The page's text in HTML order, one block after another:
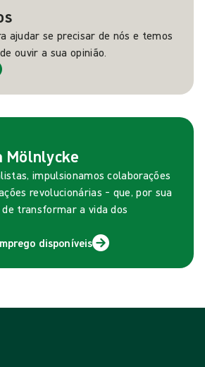
ajudar se precisar de nós e temos
ouvir a sua opinião.
Mölnlycke
impulsionamos colaborações
revolucionárias – que, por sua
transformar a vida dos
disponíveis